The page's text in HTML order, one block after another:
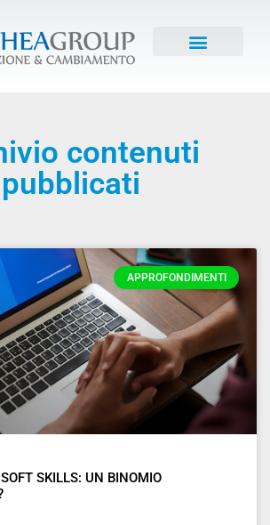
contenuti
pubblicati
APPROFONDIMENTI
SKILLS: UN BINOMIO